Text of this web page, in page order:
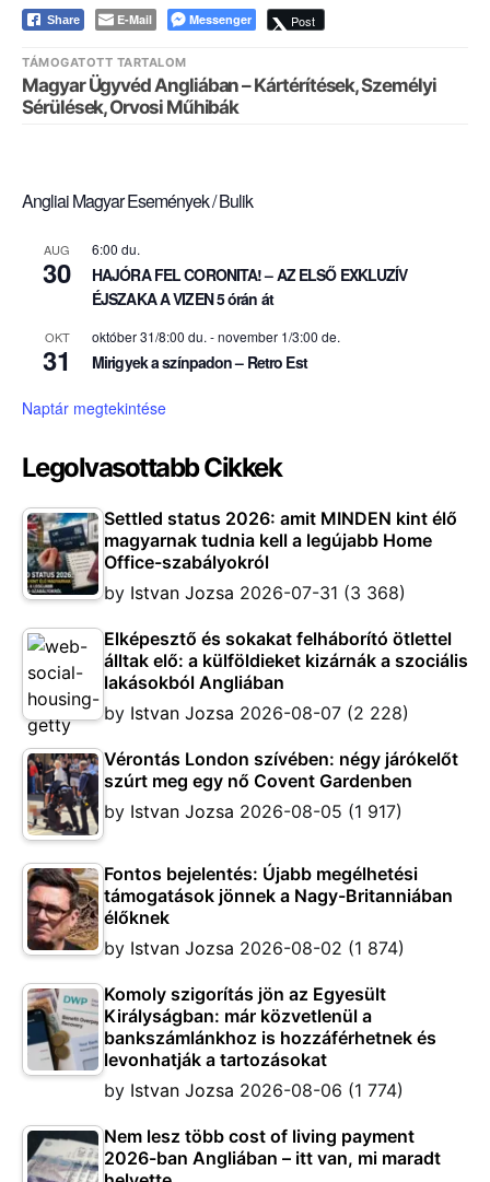
Share E-Mail Messenger Post
TÁMOGATOTT TARTALOM
Magyar Ügyvéd Angliában – Kártérítések, Személyi
Sérülések, Orvosi Műhibák
Angliai Magyar Események / Bulik
AUG
30
6:00 du.
HAJÓRA FEL CORONITA! – AZ ELSŐ EXKLUZÍV
ÉJSZAKA A VIZEN 5 órán át
OKT
31
október 31/8:00 du. -november 1/3:00 de.
Mirigyek a színpadon – Retro Est
Naptár megtekintése
Legolvasottabb Cikkek
Settled status 2026: amit MINDEN kint élő
magyarnak tudnia kell a legújabb Home
Office-szabályokról
by Istvan Jozsa 2026-07-31 (3 368)
Elképesztő és sokakat felháborító ötlettel
álltak elő: a külföldieket kizárnák a szociális
lakásokból Angliában
by Istvan Jozsa 2026-08-07 (2 228)
Vérontás London szívében: négy járókelőt
szúrt meg egy nő Covent Gardenben
by Istvan Jozsa 2026-08-05 (1 917)
Fontos bejelentés: Újabb megélhetési
támogatások jönnek a Nagy-Britanniában
élőknek
by Istvan Jozsa 2026-08-02 (1 874)
Komoly szigorítás jön az Egyesült
Királyságban: már közvetlenül a
bankszámlánkhoz is hozzáférhetnek és
levonhatják a tartozásokat
by Istvan Jozsa 2026-08-06 (1 774)
Nem lesz több cost of living payment
2026-ban Angliában – itt van, mi maradt